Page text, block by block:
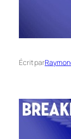
Écrit par